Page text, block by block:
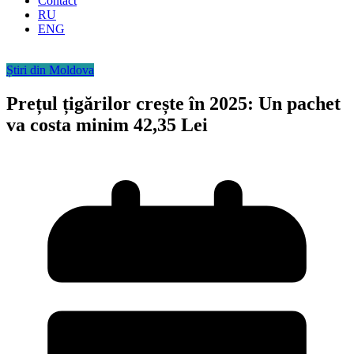
RU
ENG
Știri din Moldova
Prețul țigărilor crește în 2025: Un pachet
va costa minim 42,35 Lei